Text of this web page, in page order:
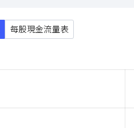
每股現金流量表